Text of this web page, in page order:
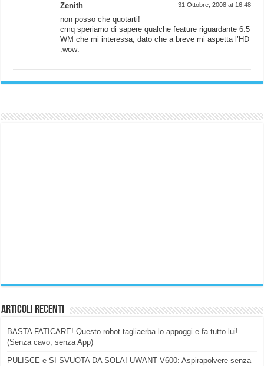
Zenith 31 Ottobre, 2008 at 16:48
non posso che quotarti!
cmq speriamo di sapere qualche feature riguardante 6.5
WM che mi interessa, dato che a breve mi aspetta l’HD
:wow:
Articoli Recenti
BASTA FATICARE! Questo robot tagliaerba lo appoggi e fa tutto lui!
(Senza cavo, senza App)
PULISCE e SI SVUOTA DA SOLA! UWANT V600: Aspirapolvere senza